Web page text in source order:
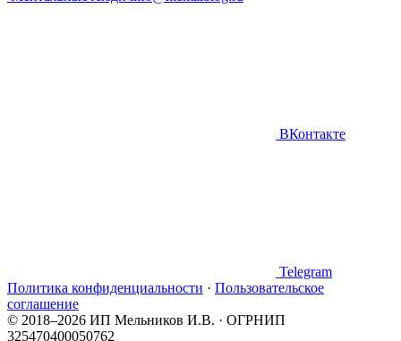
ВКонтакте
Telegram
Политика конфиденциальности · Пользовательское
соглашение
© 2018–2026 ИП Мельников И.В. · ОГРНИП
325470400050762